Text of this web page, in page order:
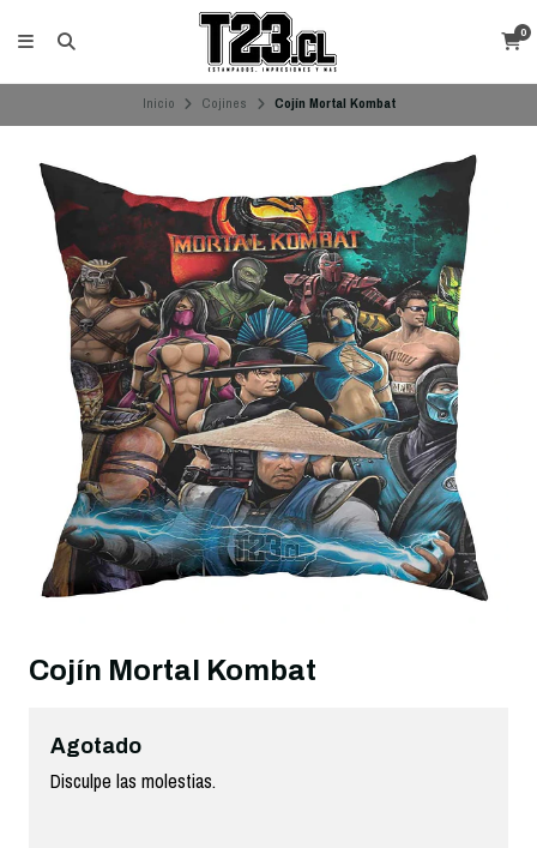
0
Inicio Cojines Cojín Mortal Kombat
Cojín Mortal Kombat
Agotado
Disculpe las molestias.